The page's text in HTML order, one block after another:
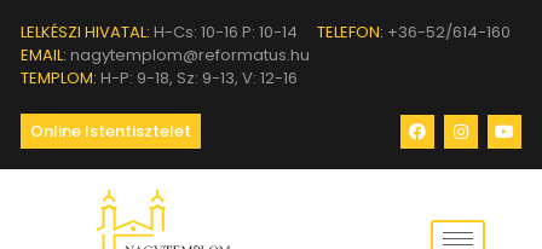
LELKÉSZI HIVATAL: H-Cs: 10-16 P: 10-14 TELEFON: +36-52/614-160
EMAIL: nagytemplom@reformatus.hu
TEMPLOM: H-P: 9-18, Sz: 9-13, V: 12-16
Online Istentisztelet